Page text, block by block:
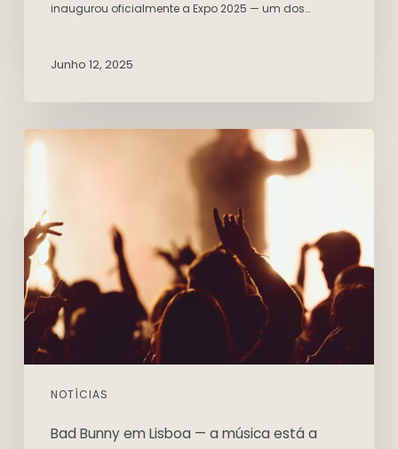
inaugurou oficialmente a Expo 2025 — um dos…
Junho 12, 2025
NOTÍCIAS
Bad Bunny em Lisboa — a música está a